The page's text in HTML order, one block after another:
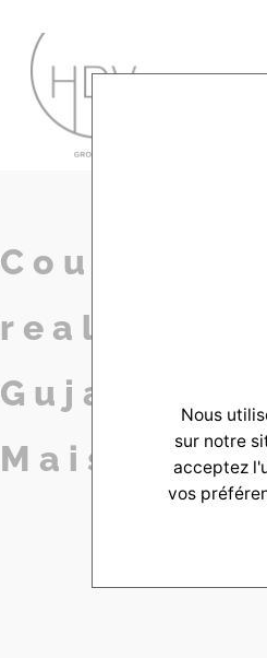
Couleur-
Maison1–R
Nous
sur notre
acceptez
vos